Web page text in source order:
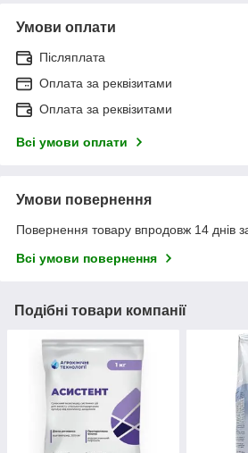
Умови оплати
Післяплата
Оплата за реквізитами
Оплата за реквізитами
Всі умови оплати
Умови повернення
Повернення товару впродовж 14 днів
Всі умови повернення
Подібні товари компанії